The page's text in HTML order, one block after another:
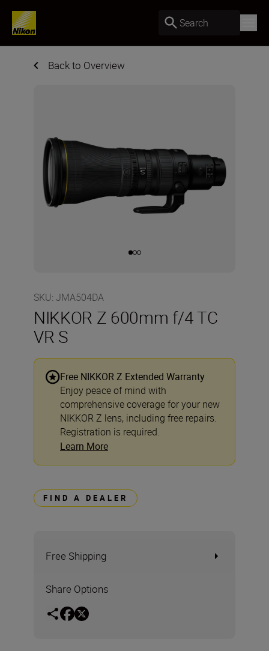
Search
Back to Overview
SKU: JMA504DA
NIKKOR Z 600mm f/4 TC
VR S
Free NIKKOR Z Extended Warranty
Enjoy peace of mind with
comprehensive coverage for your new
NIKKOR Z lens, including free repairs.
Registration is required.
Learn More
FIND A DEALER
Free Shipping
Share Options